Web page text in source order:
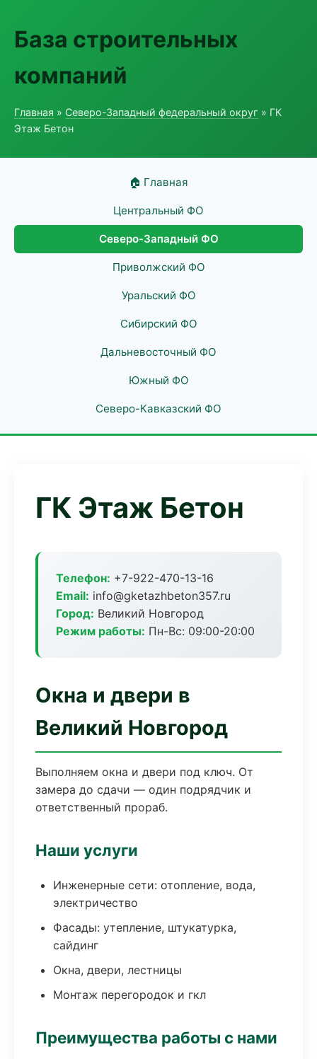
База строительных
компаний
Главная » Северо-Западный федеральный округ » ГК
Этаж Бетон
🏠 Главная
Центральный ФО
Северо-Западный ФО
Приволжский ФО
Уральский ФО
Сибирский ФО
Дальневосточный ФО
Южный ФО
Северо-Кавказский ФО
ГК Этаж Бетон
Телефон: +7-922-470-13-16
Email: info@gketazhbeton357.ru
Город: Великий Новгород
Режим работы: Пн-Вс: 09:00-20:00
Окна и двери в
Великий Новгород
Выполняем окна и двери под ключ. От
замера до сдачи — один подрядчик и
ответственный прораб.
Наши услуги
Инженерные сети: отопление, вода,
электричество
Фасады: утепление, штукатурка,
сайдинг
Окна, двери, лестницы
Монтаж перегородок и гкл
Преимущества работы с нами